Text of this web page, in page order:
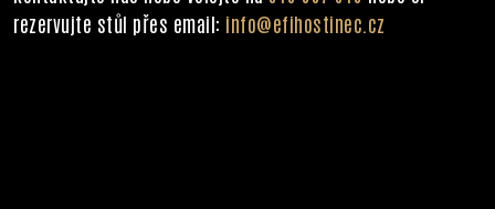
rezervujte stůl přes email: info@efihostinec.cz